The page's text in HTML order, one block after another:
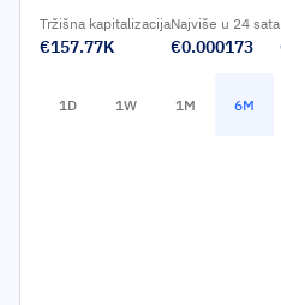
Tržišna kapitalizacija
€157.77K
Najviše u 24 sata
€0.000173
1D 1W 1M 6M